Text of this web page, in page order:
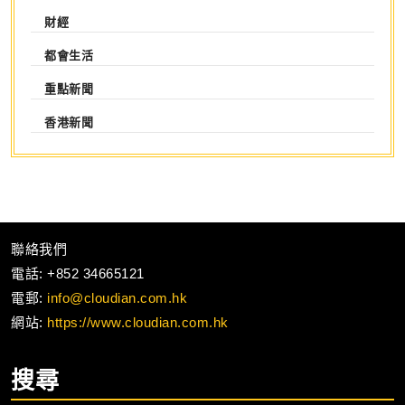
財經
都會生活
重點新聞
香港新聞
聯絡我們
電話: +852 34665121
電郵: info@cloudian.com.hk
網站: https://www.cloudian.com.hk
搜尋